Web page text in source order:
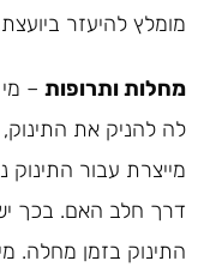
מומלץ להיעזר
מחלות ותרופות –
לה להניק את
מייצרת עבור התינוק
דרך חלב האם. בכך
התינוק בזמן מחלה.